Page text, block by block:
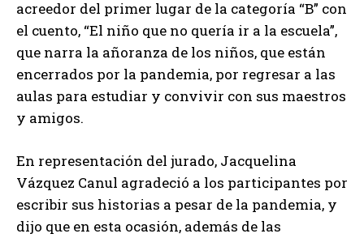
acreedor del primer lugar de la categoría “B” con
el cuento, “El niño que no quería ir a la escuela”,
que narra la añoranza de los niños, que están
encerrados por la pandemia, por regresar a las
aulas para estudiar y convivir con sus maestros
y amigos.
En representación del jurado, Jacquelina
Vázquez Canul agradeció a los participantes por
escribir sus historias a pesar de la pandemia, y
dijo que en esta ocasión, además de las